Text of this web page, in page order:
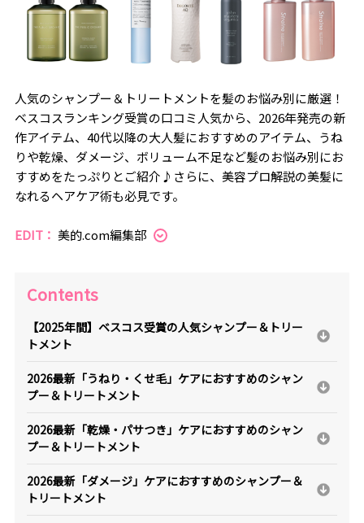
人気のシャンプー＆トリートメントを髪のお悩み別に厳選！
ベスコスランキング受賞の口コミ人気から、2026年発売の新
作アイテム、40代以降の大人髪におすすめのアイテム、うね
りや乾燥、ダメージ、ボリューム不足など髪のお悩み別にお
すすめをたっぷりとご紹介♪さらに、美容プロ解説の美髪に
なれるヘアケア術も必見です。
EDIT： 美的.com編集部
Contents
【2025年間】ベスコス受賞の人気シャンプー＆トリー
トメント
2026最新「うねり・くせ毛」ケアにおすすめのシャン
プー＆トリートメント
2026最新「乾燥・パサつき」ケアにおすすめのシャン
プー＆トリートメント
2026最新「ダメージ」ケアにおすすめのシャンプー＆
トリートメント